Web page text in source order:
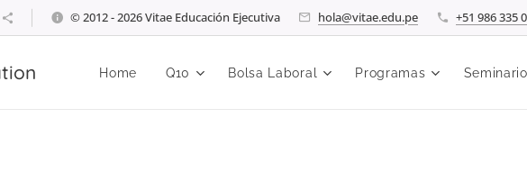
© 2012 - 2026 Vitae Educación Ejecutiva hola@vitae.edu.pe +51 986 335
Home Q10 Bolsa Laboral Programas